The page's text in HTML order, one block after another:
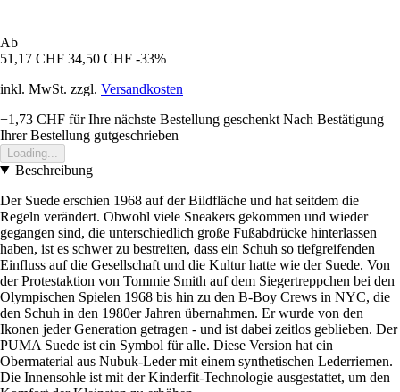
Ab
51,17 CHF 34,50 CHF -33%
inkl. MwSt. zzgl. Versandkosten
+1,73 CHF für Ihre nächste Bestellung geschenkt Nach Bestätigung
Ihrer Bestellung gutgeschrieben
Loading...
Beschreibung
Der Suede erschien 1968 auf der Bildfläche und hat seitdem die
Regeln verändert. Obwohl viele Sneakers gekommen und wieder
gegangen sind, die unterschiedlich große Fußabdrücke hinterlassen
haben, ist es schwer zu bestreiten, dass ein Schuh so tiefgreifenden
Einfluss auf die Gesellschaft und die Kultur hatte wie der Suede. Von
der Protestaktion von Tommie Smith auf dem Siegertreppchen bei den
Olympischen Spielen 1968 bis hin zu den B-Boy Crews in NYC, die
den Schuh in den 1980er Jahren übernahmen. Er wurde von den
Ikonen jeder Generation getragen - und ist dabei zeitlos geblieben. Der
PUMA Suede ist ein Symbol für alle. Diese Version hat ein
Obermaterial aus Nubuk-Leder mit einem synthetischen Lederriemen.
Die Innensohle ist mit der Kinderfit-Technologie ausgestattet, um den